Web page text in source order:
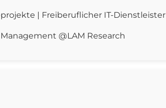
| Freiberuflicher IT-Dienstleister
@LAM Research